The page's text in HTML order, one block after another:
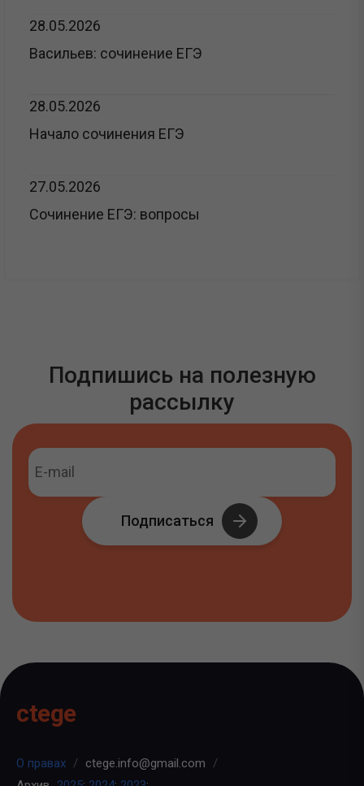
28.05.2026
Васильев: сочинение ЕГЭ
28.05.2026
Начало сочинения ЕГЭ
27.05.2026
Сочинение ЕГЭ: вопросы
Подпишись на полезную
рассылку
Подписаться
ctege
О правах / ctege.info@gmail.com
/